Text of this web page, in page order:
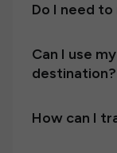
Do I need
Can I use
destination?
How can I